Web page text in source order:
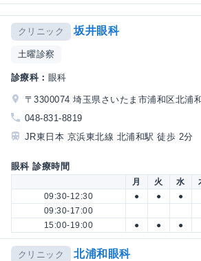
クリニック 坂井眼科
土曜診察
診療科： 眼科
〒3300074 埼玉県さいたま市浦和区北浦
048-831-8819
JR東日本 京浜東北線 北浦和駅 徒歩 2分
眼科 診療時間
月 火 水
09:30-12:30
● ● ●
09:30-17:00
15:00-19:00
● ● ●
クリニック 北浦和眼科